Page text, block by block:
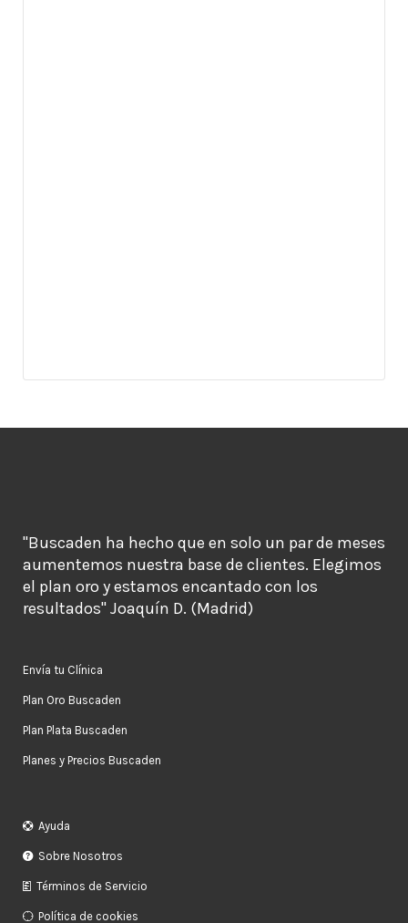
"Buscaden ha hecho que en solo un par de meses
aumentemos nuestra base de clientes. Elegimos
el plan oro y estamos encantado con los
resultados" Joaquín D. (Madrid)
Envía tu Clínica
Plan Oro Buscaden
Plan Plata Buscaden
Planes y Precios Buscaden
Ayuda
Sobre Nosotros
Términos de Servicio
Política de cookies